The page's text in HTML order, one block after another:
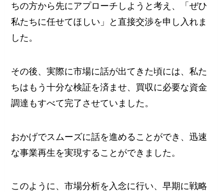
ちの方から先にアプローチしようと考え、「ぜひ
私たちに任せてほしい」と直接交渉を申し入れま
した。
その後、実際に市場に話が出てきた頃には、私た
ちはもう十分な検証を済ませ、買収に必要な資金
調達もすべて完了させていました。
おかげでスムーズに話を進めることができ、迅速
な事業再生を実現することができました。
このように、市場分析を入念に行い、早期に戦略